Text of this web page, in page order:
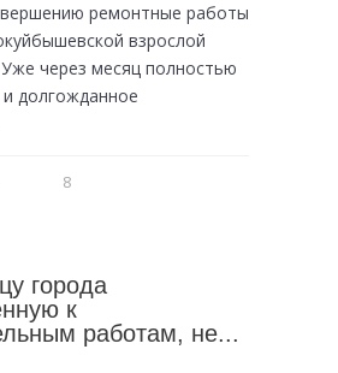
ремонтные работы
взрослой
через месяц полностью
долгожданное
8
города
к
работам, не...